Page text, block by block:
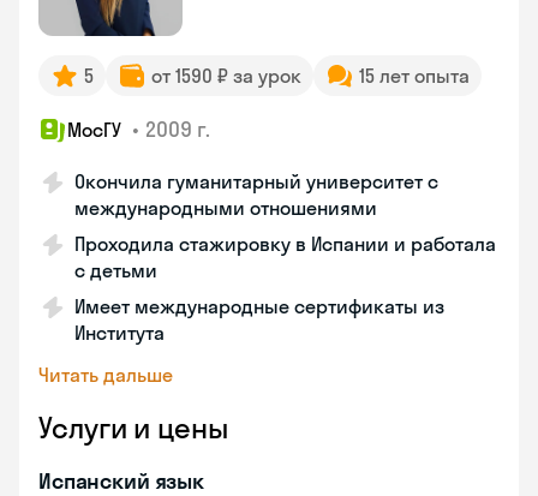
5 от 1590 ₽ за урок 15 лет опыта
МосГУ • 2009 г.
Окончила гуманитарный университет с
международными отношениями
Проходила стажировку в Испании и работала
с детьми
Имеет международные сертификаты из
Института
Читать дальше
Услуги и цены
Испанский язык